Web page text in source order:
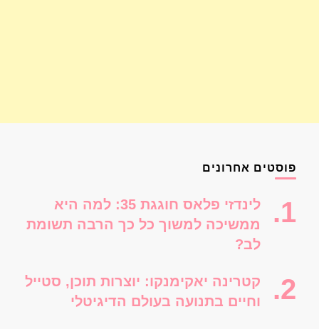
פוסטים אחרונים
לינדזי פלאס חוגגת 35: למה היא
ממשיכה למשוך כל כך הרבה תשומת
לב?
קטרינה יאקימנקו: יוצרות תוכן, סטייל
וחיים בתנועה בעולם הדיגיטלי